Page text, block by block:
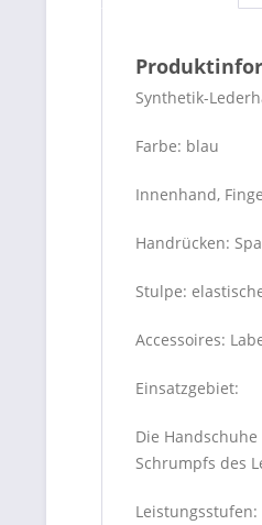
Synthetik-
Farbe: blau
Innenhand,
Handrücken:
Stulpe:
Accessoires:
Einsatzgebiet:
Die
Schrumpfs des
Leistungsstufen: